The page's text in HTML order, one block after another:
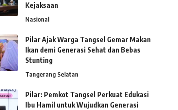
Kejaksaan
Nasional
Pilar Ajak Warga Tangsel Gemar Makan
Ikan demi Generasi Sehat dan Bebas
Stunting
Tangerang Selatan
Pilar: Pemkot Tangsel Perkuat Edukasi
Ibu Hamil untuk Wujudkan Generasi